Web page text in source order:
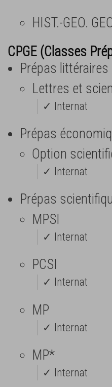
HIST.-GEO.
CPGE (Classes
Prépas littéraires
Lettres et
✓ Internat
Prépas
Option
✓ Internat
Prépas
MPSI
✓ Internat
PCSI
✓ Internat
MP
✓ Internat
MP*
✓ Internat